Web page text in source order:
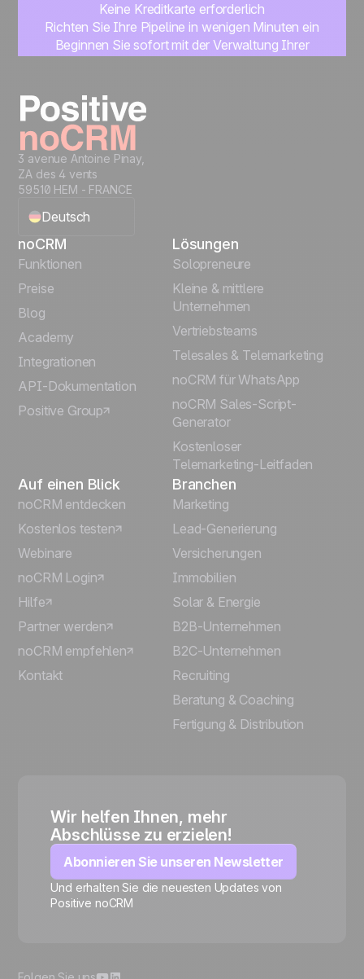
Keine Kreditkarte erforderlich
Richten Sie Ihre Pipeline in wenigen Minuten ein
Beginnen Sie sofort mit der Verwaltung Ihrer
3 avenue Antoine Pinay,
ZA des 4 vents
59510 HEM - FRANCE
Deutsch
English
Español
Português
Italiano
noCRM
Funktionen
Preise
Blog
Academy
Integrationen
API-Dokumentation
Positive Group
Lösungen
Solopreneure
Kleine & mittlere
Unternehmen
Vertriebsteams
Telesales & Telemarketing
noCRM für WhatsApp
noCRM Sales-Script-
Generator
Kostenloser
Telemarketing-Leitfaden
Auf einen Blick
noCRM entdecken
Kostenlos testen
Webinare
noCRM Login
Hilfe
Partner werden
noCRM empfehlen
Kontakt
Branchen
Marketing
Lead-Generierung
Versicherungen
Immobilien
Solar & Energie
B2B-Unternehmen
B2C-Unternehmen
Recruiting
Beratung & Coaching
Fertigung & Distribution
Wir helfen Ihnen, mehr
Abschlüsse zu erzielen!
Abonnieren Sie unseren Newsletter
Und erhalten Sie die neuesten Updates von
Positive noCRM